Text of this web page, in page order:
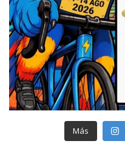
Más